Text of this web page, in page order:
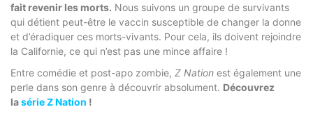
fait revenir les morts. Nous suivons un groupe de survivants
qui détient peut-être le vaccin susceptible de changer la donne
et d’éradiquer ces morts-vivants. Pour cela, ils doivent rejoindre
la Californie, ce qui n’est pas une mince affaire !
Entre comédie et post-apo zombie, Z Nation est également une
perle dans son genre à découvrir absolument. Découvrez
lasérie Z Nation !